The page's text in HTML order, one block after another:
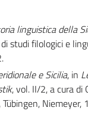
linguistica della
studi filologici e
e Sicilia, in
, vol. II/2, a cura di
Nie­meyer,